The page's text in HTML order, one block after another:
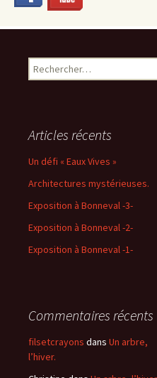
Rechercher :
Articles récents
Un défi « Eaux Vives »
Architectures mystérieuses.
Exposition à Bonneval -3-
Exposition à Bonneval -2-
Exposition à Bonneval -1-
Commentaires récents
filsetcrayons dans Un arbre,
l’hiver.